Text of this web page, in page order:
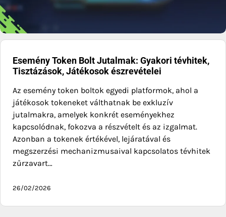
Esemény Token Bolt Jutalmak: Gyakori tévhitek,
Tisztázások, Játékosok észrevételei
Az esemény token boltok egyedi platformok, ahol a
játékosok tokeneket válthatnak be exkluzív
jutalmakra, amelyek konkrét eseményekhez
kapcsolódnak, fokozva a részvételt és az izgalmat.
Azonban a tokenek értékével, lejáratával és
megszerzési mechanizmusaival kapcsolatos tévhitek
zűrzavart…
26/02/2026